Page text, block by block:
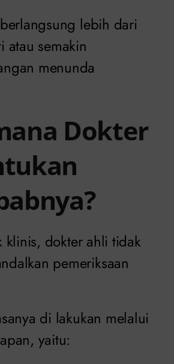
lebih dari
atau semakin
menunda
Dokter
klinis, dokter ahli tidak
pemeriksaan
di lakukan melalui
yaitu: